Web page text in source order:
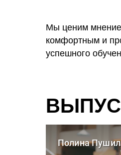
Мы ценим мнение
комфортным и
успешного